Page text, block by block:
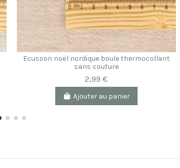
Ecusson noël nordique boule thermocollant
sans couture
2,99 €
Ajouter au panier